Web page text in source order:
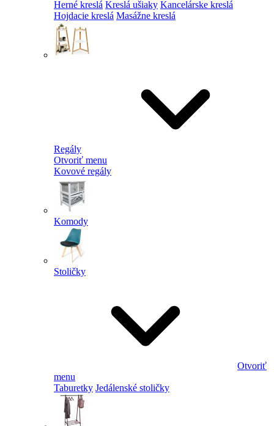
Herné kreslá Kreslá ušiaky Kancelárske kreslá
Hojdacie kreslá Masážne kreslá
Regály
Otvoriť menu
Kovové regály
Komody
Stoličky
Otvoriť
menu
Taburetky Jedálenské stoličky